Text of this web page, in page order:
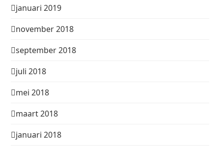
januari 2019
november 2018
september 2018
juli 2018
mei 2018
maart 2018
januari 2018